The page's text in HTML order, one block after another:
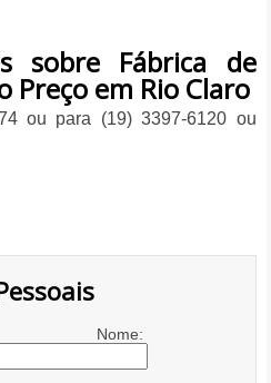
sobre Fábrica de
Preço em Rio Claro
ou para (19) 3397-6120 ou
Nome: